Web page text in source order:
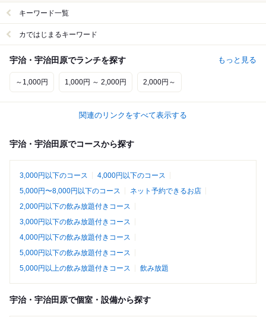
キーワード一覧
カではじまるキーワード
宇治・宇治田原でランチを探す もっと見る
～1,000円 1,000円 ～ 2,000円 2,000円～
関連のリンクをすべて表示する
宇治・宇治田原でコースから探す
3,000円以下のコース
4,000円以下のコース
5,000円〜8,000円以下のコース
ネット予約できるお店
2,000円以下の飲み放題付きコース
3,000円以下の飲み放題付きコース
4,000円以下の飲み放題付きコース
5,000円以下の飲み放題付きコース
5,000円以上の飲み放題付きコース
飲み放題
宇治・宇治田原で個室・設備から探す